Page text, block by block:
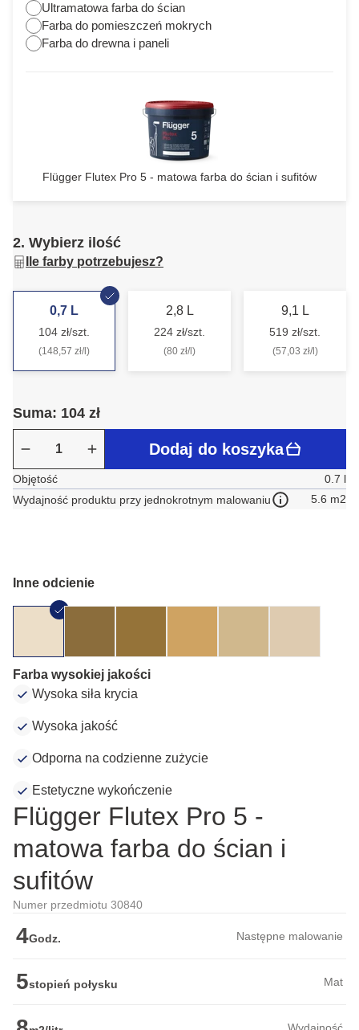
Ultramatowa farba do ścian
Farba do pomieszczeń mokrych
Farba do drewna i paneli
Flügger Flutex Pro 5 - matowa farba do ścian i sufitów
2. Wybierz ilość
Ile farby potrzebujesz?
0,7 L
104 zł/szt.
(148,57 zł/l)
2,8 L
224 zł/szt.
(80 zł/l)
9,1 L
519 zł/szt.
(57,03 zł/l)
Suma: 104 zł
Dodaj do koszyka
Objętość
0.7 l
Wydajność produktu przy jednokrotnym malowaniu
5.6 m2
Inne odcienie
Farba wysokiej jakości
Wysoka siła krycia
Wysoka jakość
Odporna na codzienne zużycie
Estetyczne wykończenie
Flügger Flutex Pro 5 -
matowa farba do ścian i
sufitów
Numer przedmiotu 30840
4Godz. Następne malowanie
5stopień połysku Mat